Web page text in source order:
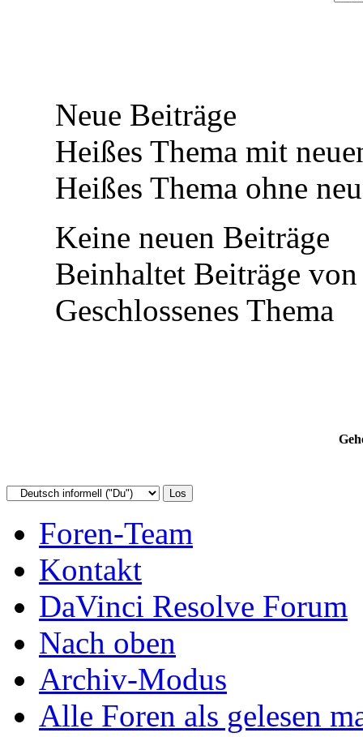
Neue Beiträge
Heißes Thema mit
Heißes Thema ohne
Keine neuen Beiträge
Beinhaltet Beiträge
Geschlossenes Thema
Foren-Team
Kontakt
DaVinci Resolve Forum
Nach oben
Archiv-Modus
Alle Foren als gelesen